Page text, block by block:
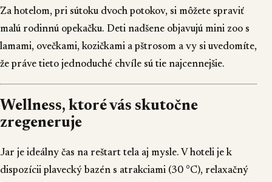
Za hotelom, pri sútoku dvoch potokov, si môžete spraviť
malú rodinnú opekačku. Deti nadšene objavujú mini zoo s
lamami, ovečkami, kozičkami a pštrosom a vy si uvedomíte,
že práve tieto jednoduché chvíle sú tie najcennejšie.
Wellness, ktoré vás skutočne
zregeneruje
Jar je ideálny čas na reštart tela aj mysle. V hoteli je k
dispozícii plavecký bazén s atrakciami (30 °C), relaxačný